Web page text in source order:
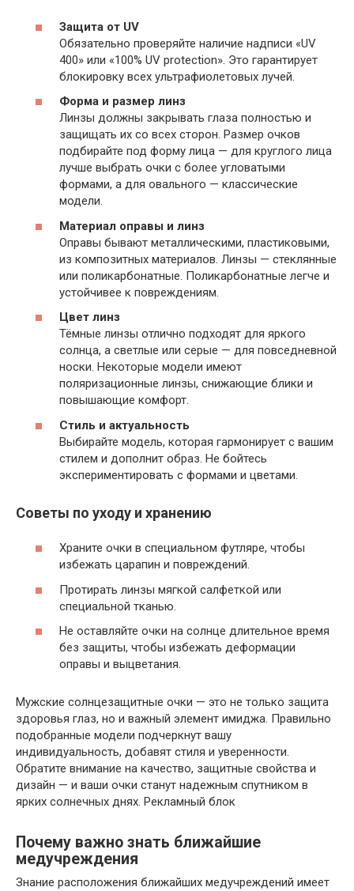
Защита от UV
Обязательно проверяйте наличие надписи «UV
400» или «100% UV protection». Это гарантирует
блокировку всех ультрафиолетовых лучей.
Форма и размер линз
Линзы должны закрывать глаза полностью и
защищать их со всех сторон. Размер очков
подбирайте под форму лица — для круглого лица
лучше выбрать очки с более угловатыми
формами, а для овального — классические
модели.
Материал оправы и линз
Оправы бывают металлическими, пластиковыми,
из композитных материалов. Линзы — стеклянные
или поликарбонатные. Поликарбонатные легче и
устойчивее к повреждениям.
Цвет линз
Тёмные линзы отлично подходят для яркого
солнца, а светлые или серые — для повседневной
носки. Некоторые модели имеют
поляризационные линзы, снижающие блики и
повышающие комфорт.
Стиль и актуальность
Выбирайте модель, которая гармонирует с вашим
стилем и дополнит образ. Не бойтесь
экспериментировать с формами и цветами.
Советы по уходу и хранению
Храните очки в специальном футляре, чтобы
избежать царапин и повреждений.
Протирать линзы мягкой салфеткой или
специальной тканью.
Не оставляйте очки на солнце длительное время
без защиты, чтобы избежать деформации
оправы и выцветания.
Мужские солнцезащитные очки — это не только защита
здоровья глаз, но и важный элемент имиджа. Правильно
подобранные модели подчеркнут вашу
индивидуальность, добавят стиля и уверенности.
Обратите внимание на качество, защитные свойства и
дизайн — и ваши очки станут надежным спутником в
ярких солнечных днях. Рекламный блок
Почему важно знать ближайшие
медучреждения
Знание расположения ближайших медучреждений имеет